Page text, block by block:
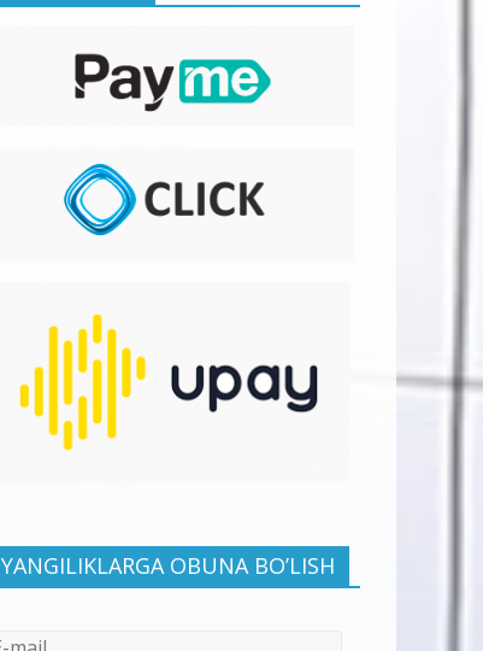
YANGILIKLARGA OBUNA BO’LISH